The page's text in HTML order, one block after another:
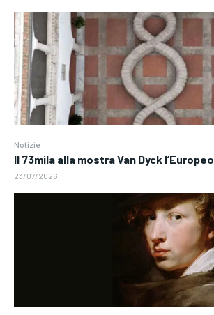
Notizie
Il 73mila alla mostra Van Dyck l’Europeo
23/07/2026